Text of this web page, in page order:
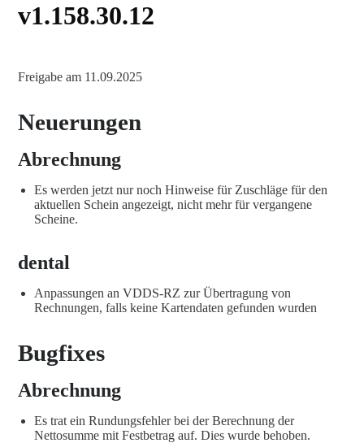
v1.158.30.12
Freigabe am 11.09.2025
Neuerungen
Abrechnung
Es werden jetzt nur noch Hinweise für Zuschläge für den
aktuellen Schein angezeigt, nicht mehr für vergangene
Scheine.
dental
Anpassungen an VDDS-RZ zur Übertragung von
Rechnungen, falls keine Kartendaten gefunden wurden
Bugfixes
Abrechnung
Es trat ein Rundungsfehler bei der Berechnung der
Nettosumme mit Festbetrag auf. Dies wurde behoben.